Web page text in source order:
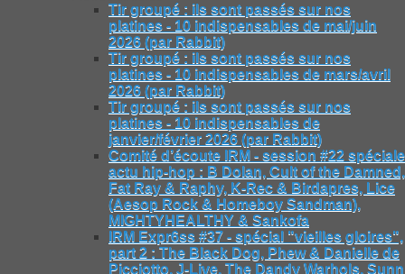
Tir groupé : ils sont passés sur nos
platines - 10 indispensables de mai/juin
2026 (par Rabbit)
Tir groupé : ils sont passés sur nos
platines - 10 indispensables de mars/avril
2026 (par Rabbit)
Tir groupé : ils sont passés sur nos
platines - 10 indispensables de
janvier/février 2026 (par Rabbit)
Comité d’écoute IRM - session #22 spéciale
actu hip-hop : B Dolan, Cult of the Damned,
Fat Ray & Raphy, K-Rec & Birdapres, Lice
(Aesop Rock & Homeboy Sandman),
MIGHTYHEALTHY & Sankofa
IRM Expr6ss #37 - spécial "vieilles gloires",
part 2 : The Black Dog, Phew & Danielle de
Picciotto, J-Live, The Dandy Warhols, Sunn